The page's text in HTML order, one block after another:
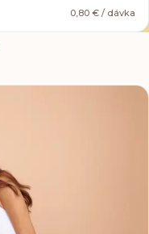
0,80 € / dávka